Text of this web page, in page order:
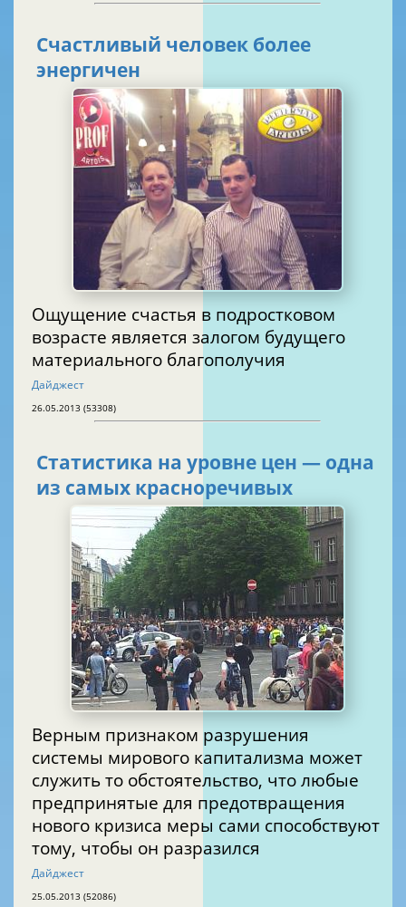
Счастливый человек более
энергичен
Ощущение счастья в подростковом
возрасте является залогом будущего
материального благополучия
Дайджест
26.05.2013 (53308)
Статистика на уровне цен — одна
из самых красноречивых
Верным признаком разрушения
системы мирового капитализма может
служить то обстоятельство, что любые
предпринятые для предотвращения
нового кризиса меры сами способствуют
тому, чтобы он разразился
Дайджест
25.05.2013 (52086)